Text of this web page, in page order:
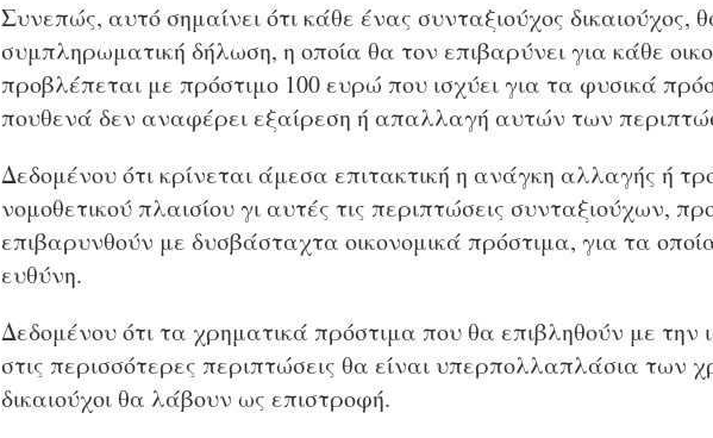
Συνεπώς, αυτό σημαίνει ότι κάθε ένας συνταξιούχος δικαιούχος,
συμπληρωματική δήλωση, η οποία θα τον επιβαρύνει για κάθε
προβλέπεται με πρόστιμο 100 ευρώ που ισχύει για τα φυσικά
πουθενά δεν αναφέρει εξαίρεση ή απαλλαγή αυτών των
Δεδομένου ότι κρίνεται άμεσα επιτακτική η ανάγκη αλλαγής ή
νομοθετικού πλαισίου γι αυτές τις περιπτώσεις συνταξιούχων,
επιβαρυνθούν με δυσβάσταχτα οικονομικά πρόστιμα, για τα
ευθύνη.
Δεδομένου ότι τα χρηματικά πρόστιμα που θα επιβληθούν με την
στις περισσότερες περιπτώσεις θα είναι υπερπολλαπλάσια των
δικαιούχοι θα λάβουν ως επιστροφή.